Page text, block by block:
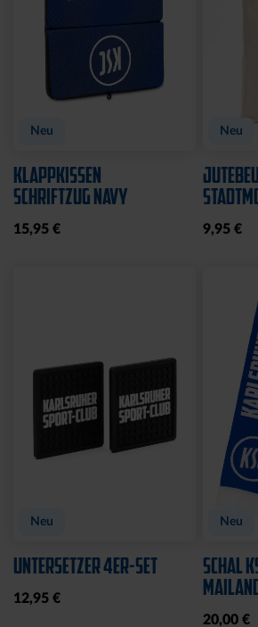
Neu
KLAPPKISSEN
SCHRIFTZUG NAVY
15,95 €
Neu
9,95 €
Neu
UNTERSETZER 4ER-SET
12,95 €
Neu
SCHAL
20,00 €